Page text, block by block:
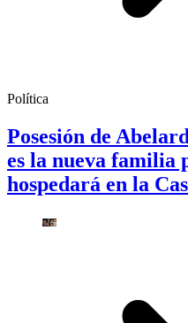
Política
Posesión de
es la nueva familia
hospedará en la